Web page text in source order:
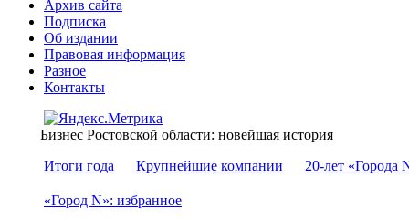
Архив сайта
Подписка
Об издании
Правовая информация
Разное
Контакты
Бизнес Ростовской области: новейшая история
Итоги года
Крупнейшие компании 20-лет «Города
«Город N»: избранное